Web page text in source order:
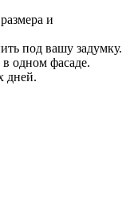
и
под вашу задумку.
одном фасаде.
дней.